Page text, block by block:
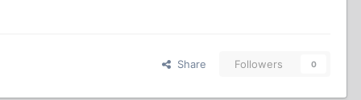
Share Followers 0